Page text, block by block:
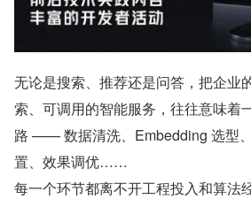
无论是搜索、推荐还是问答，把企业
索、可调用的智能服务，往往意味着
路 —— 数据清洗、Embedding 选型
置、效果调优……
每一个环节都离不开工程投入和算法经